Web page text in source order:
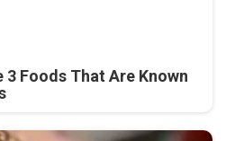
3 Foods That Are Known